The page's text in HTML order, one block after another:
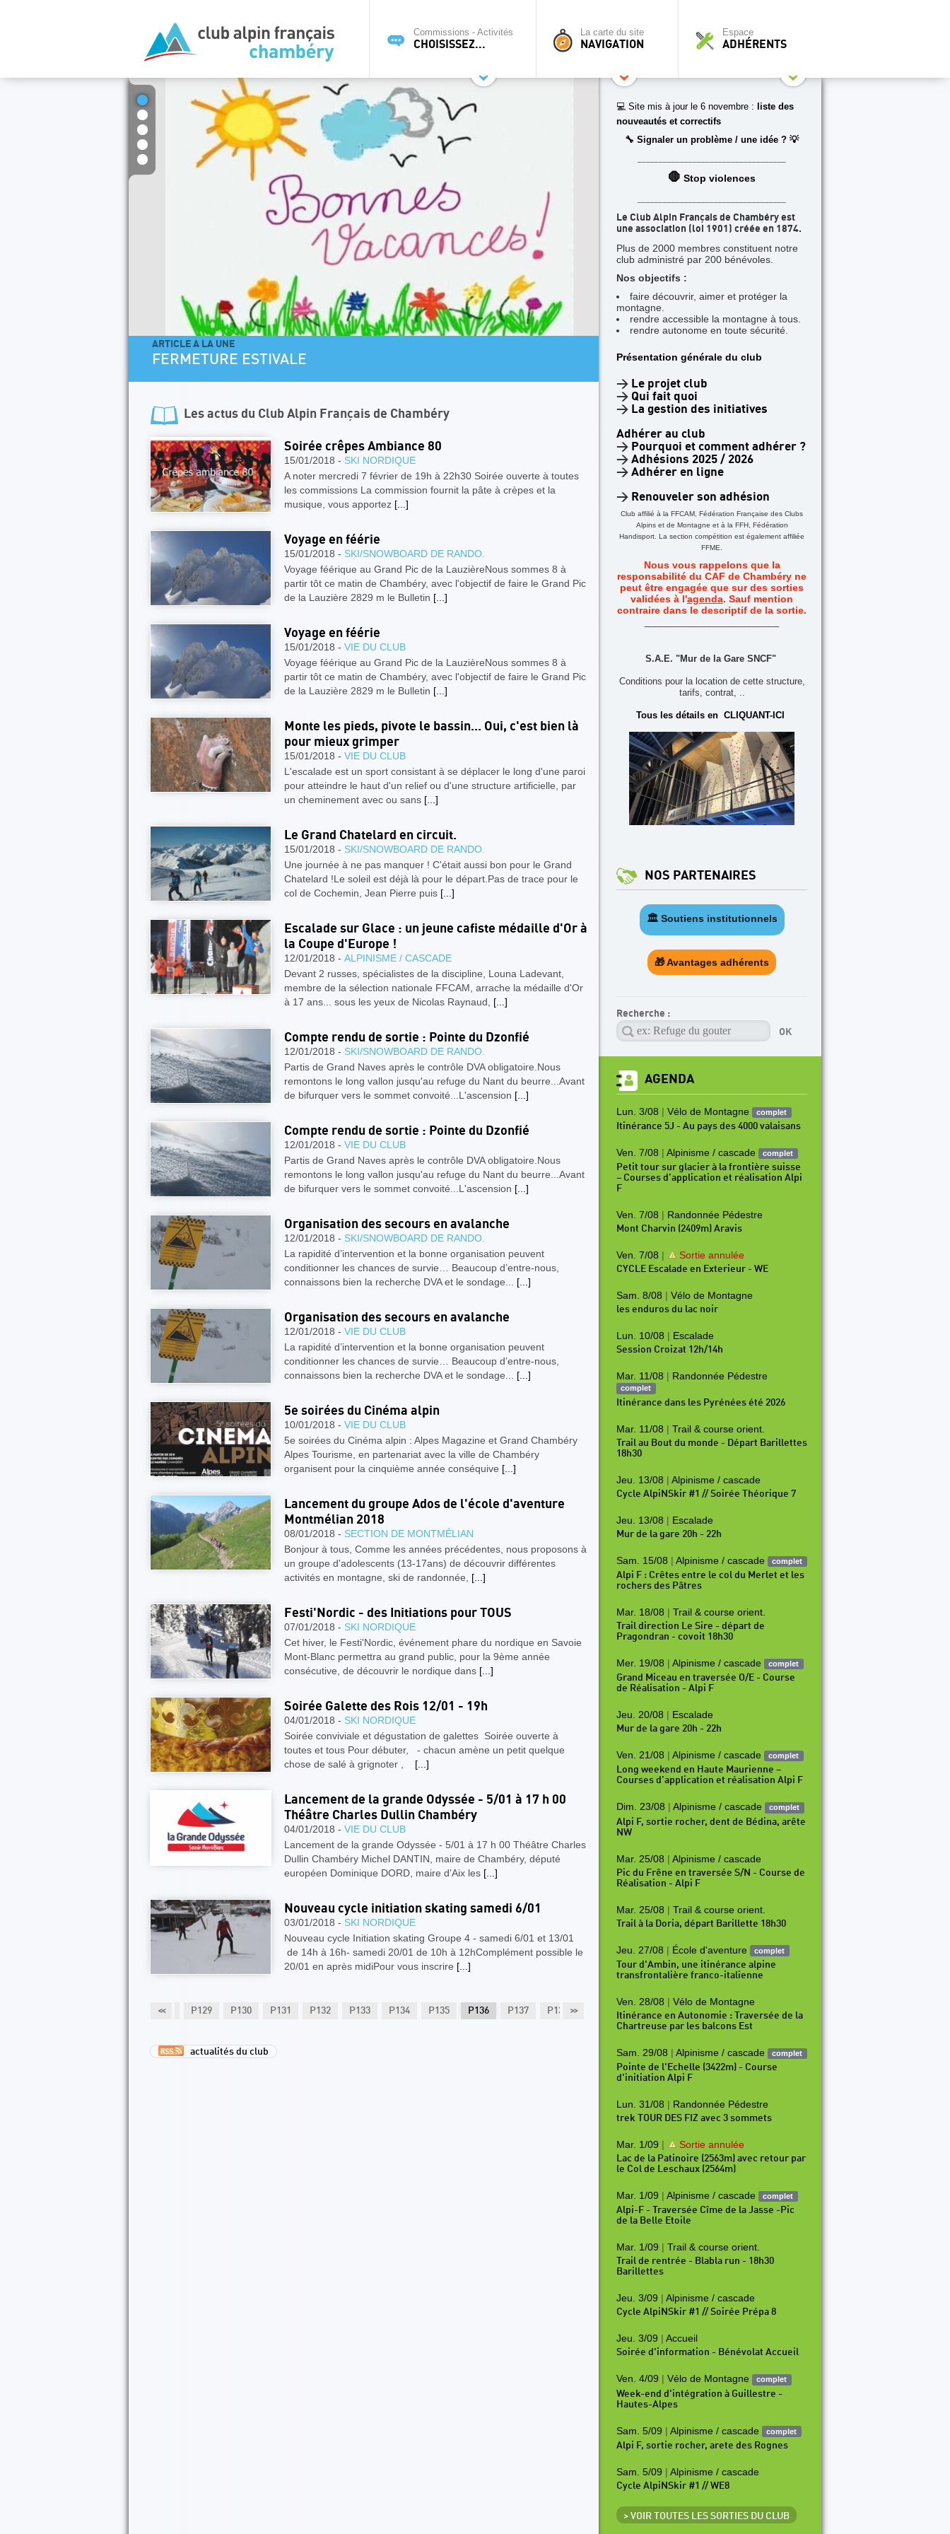
Commissions - Activités
CHOISISSEZ...
La carte du site
NAVIGATION
Espace
ADHÉRENTS
ARTICLE A LA UNE
FERMETURE ESTIVALE
4 jours dans les Aiguilles Rouges - Une
Facile
Les actus du Club Alpin Français de Chambéry
Soirée crêpes Ambiance 80
15/01/2018 - SKI NORDIQUE
A noter mercredi 7 février de 19h à 22h30 Soirée ouverte à toutes
les commissions La commission fournit la pâte à crèpes et la
musique, vous apportez [...]
Voyage en féérie
15/01/2018 - SKI/SNOWBOARD DE RANDO.
Voyage féérique au Grand Pic de la LauzièreNous sommes 8 à
partir tôt ce matin de Chambéry, avec l'objectif de faire le Grand Pic
de la Lauzière 2829 m le Bulletin [...]
Voyage en féérie
15/01/2018 - VIE DU CLUB
Voyage féérique au Grand Pic de la LauzièreNous sommes 8 à
partir tôt ce matin de Chambéry, avec l'objectif de faire le Grand Pic
de la Lauzière 2829 m le Bulletin [...]
Monte les pieds, pivote le bassin... Oui, c'est bien là
pour mieux grimper
15/01/2018 - VIE DU CLUB
L'escalade est un sport consistant à se déplacer le long d'une paroi
pour atteindre le haut d'un relief ou d'une structure artificielle, par
un cheminement avec ou sans [...]
Le Grand Chatelard en circuit.
15/01/2018 - SKI/SNOWBOARD DE RANDO.
Une journée à ne pas manquer ! C'était aussi bon pour le Grand
Chatelard !Le soleil est déjà là pour le départ.Pas de trace pour le
col de Cochemin, Jean Pierre puis [...]
Escalade sur Glace : un jeune cafiste médaille d'Or à
la Coupe d'Europe !
12/01/2018 - ALPINISME / CASCADE
Devant 2 russes, spécialistes de la discipline, Louna Ladevant,
membre de la sélection nationale FFCAM, arrache la médaille d'Or
à 17 ans... sous les yeux de Nicolas Raynaud, [...]
Compte rendu de sortie : Pointe du Dzonfié
12/01/2018 - SKI/SNOWBOARD DE RANDO.
Partis de Grand Naves après le contrôle DVA obligatoire.Nous
remontons le long vallon jusqu'au refuge du Nant du beurre...Avant
de bifurquer vers le sommet convoité...L'ascension [...]
Compte rendu de sortie : Pointe du Dzonfié
12/01/2018 - VIE DU CLUB
Partis de Grand Naves après le contrôle DVA obligatoire.Nous
remontons le long vallon jusqu'au refuge du Nant du beurre...Avant
de bifurquer vers le sommet convoité...L'ascension [...]
Organisation des secours en avalanche
12/01/2018 - SKI/SNOWBOARD DE RANDO.
La rapidité d’intervention et la bonne organisation peuvent
conditionner les chances de survie… Beaucoup d’entre-nous,
connaissons bien la recherche DVA et le sondage... [...]
Organisation des secours en avalanche
12/01/2018 - VIE DU CLUB
La rapidité d’intervention et la bonne organisation peuvent
conditionner les chances de survie… Beaucoup d’entre-nous,
connaissons bien la recherche DVA et le sondage... [...]
5e soirées du Cinéma alpin
10/01/2018 - VIE DU CLUB
5e soirées du Cinéma alpin : Alpes Magazine et Grand Chambéry
Alpes Tourisme, en partenariat avec la ville de Chambéry
organisent pour la cinquième année conséquive [...]
Lancement du groupe Ados de l'école d'aventure
Montmélian 2018
08/01/2018 - SECTION DE MONTMÉLIAN
Bonjour à tous, Comme les années précédentes, nous proposons à
un groupe d'adolescents (13-17ans) de découvrir différentes
activités en montagne, ski de randonnée, [...]
Festi'Nordic - des Initiations pour TOUS
07/01/2018 - SKI NORDIQUE
Cet hiver, le Festi'Nordic, événement phare du nordique en Savoie
Mont-Blanc permettra au grand public, pour la 9ème année
consécutive, de découvrir le nordique dans [...]
Soirée Galette des Rois 12/01 - 19h
04/01/2018 - SKI NORDIQUE
Soirée conviviale et dégustation de galettes Soirée ouverte à
toutes et tous Pour débuter, - chacun amène un petit quelque
chose de salé à grignoter , [...]
Lancement de la grande Odyssée - 5/01 à 17 h 00
Théâtre Charles Dullin Chambéry
04/01/2018 - VIE DU CLUB
Lancement de la grande Odyssée - 5/01 à 17 h 00 Théâtre Charles
Dullin Chambéry Michel DANTIN, maire de Chambéry, député
européen Dominique DORD, maire d’Aix les [...]
Nouveau cycle initiation skating samedi 6/01
03/01/2018 - SKI NORDIQUE
Nouveau cycle Initiation skating Groupe 4 - samedi 6/01 et 13/01
de 14h à 16h- samedi 20/01 de 10h à 12hComplément possible le
20/01 en après midiPour vous inscrire [...]
<< >>
P128 P129 P130 P131 P132 P133 P134 P135 P136 P137 P138 P140 P141 P142 P144
actualités du club
💻 Site mis à jour le 6 novembre : liste des
nouveautés et correctifs
🔧 Signaler un problème / une idée ? 💡
🛑 Stop violences
Le Club Alpin Français de Chambéry est
une association (loi 1901) créée en 1874.
Plus de 2000 membres constituent notre
club administré par 200 bénévoles.
Nos objectifs :
faire découvrir, aimer et protéger la
montagne.
rendre accessible la montagne à tous.
rendre autonome en toute sécurité.
Présentation générale du club
> Le projet club
> Qui fait quoi
> La gestion des initiatives
Adhérer au club
> Pourquoi et comment adhérer ?
> Adhésions 2025 / 2026
> Adhérer en ligne
> Renouveler son adhésion
Club affilié à la FFCAM, Fédération Française des Clubs
Alpins et de Montagne et à la FFH, Fédération
Handisport. La section compétition est également affiliée
FFME.
Nous vous rappelons que la
responsabilité du CAF de Chambéry ne
peut être engagée que sur des sorties
validées à l'agenda. Sauf mention
contraire dans le descriptif de la sortie.
S.A.E. "Mur de la Gare SNCF"
Conditions pour la location de cette structure,
tarifs, contrat, ..
Tous les détails en CLIQUANT-ICI
NOS PARTENAIRES
🏛️ Soutiens institutionnels
🎁 Avantages adhérents
Recherche :
AGENDA
Lun. 3/08 | Vélo de Montagne complet
Itinérance 5J - Au pays des 4000 valaisans
Ven. 7/08 | Alpinisme / cascade complet
Petit tour sur glacier à la frontière suisse
– Courses d’application et réalisation Alpi
F
Ven. 7/08 | Randonnée Pédestre
Mont Charvin (2409m) Aravis
Ven. 7/08 | Sortie annulée
CYCLE Escalade en Exterieur - WE
Sam. 8/08 | Vélo de Montagne
les enduros du lac noir
Lun. 10/08 | Escalade
Session Croizat 12h/14h
Mar. 11/08 | Randonnée Pédestre
complet
Itinérance dans les Pyrénées été 2026
Mar. 11/08 | Trail & course orient.
Trail au Bout du monde - Départ Barillettes
18h30
Jeu. 13/08 | Alpinisme / cascade
Cycle AlpiNSkir #1 // Soirée Théorique 7
Jeu. 13/08 | Escalade
Mur de la gare 20h - 22h
Sam. 15/08 | Alpinisme / cascade complet
Alpi F : Crêtes entre le col du Merlet et les
rochers des Pâtres
Mar. 18/08 | Trail & course orient.
Trail direction Le Sire - départ de
Pragondran - covoit 18h30
Mer. 19/08 | Alpinisme / cascade complet
Grand Miceau en traversée O/E - Course
de Réalisation - Alpi F
Jeu. 20/08 | Escalade
Mur de la gare 20h - 22h
Ven. 21/08 | Alpinisme / cascade complet
Long weekend en Haute Maurienne –
Courses d’application et réalisation Alpi F
Dim. 23/08 | Alpinisme / cascade complet
Alpi F, sortie rocher, dent de Bédina, arête
NW
Mar. 25/08 | Alpinisme / cascade
Pic du Frêne en traversée S/N - Course de
Réalisation - Alpi F
Mar. 25/08 | Trail & course orient.
Trail à la Doria, départ Barillette 18h30
Jeu. 27/08 | École d'aventure complet
Tour d'Ambin, une itinérance alpine
transfrontalière franco-italienne
Ven. 28/08 | Vélo de Montagne
Itinérance en Autonomie : Traversée de la
Chartreuse par les balcons Est
Sam. 29/08 | Alpinisme / cascade complet
Pointe de l'Echelle (3422m) - Course
d'initiation Alpi F
Lun. 31/08 | Randonnée Pédestre
trek TOUR DES FIZ avec 3 sommets
Mar. 1/09 | Sortie annulée
Lac de la Patinoire (2563m) avec retour par
le Col de Leschaux (2564m)
Mar. 1/09 | Alpinisme / cascade complet
Alpi-F - Traversée Cîme de la Jasse -Pic
de la Belle Etoile
Mar. 1/09 | Trail & course orient.
Trail de rentrée - Blabla run - 18h30
Barillettes
Jeu. 3/09 | Alpinisme / cascade
Cycle AlpiNSkir #1 // Soirée Prépa 8
Jeu. 3/09 | Accueil
Soirée d'information - Bénévolat Accueil
Ven. 4/09 | Vélo de Montagne complet
Week-end d'intégration à Guillestre -
Hautes-Alpes
Sam. 5/09 | Alpinisme / cascade complet
Alpi F, sortie rocher, arete des Rognes
Sam. 5/09 | Alpinisme / cascade
Cycle AlpiNSkir #1 // WE8
> VOIR TOUTES LES SORTIES DU CLUB